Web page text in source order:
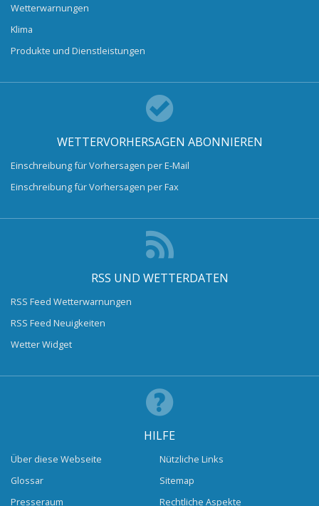
Wetterwarnungen
Klima
Produkte und Dienstleistungen
WETTERVORHERSAGEN ABONNIEREN
Einschreibung für Vorhersagen per E-Mail
Einschreibung für Vorhersagen per Fax
RSS UND WETTERDATEN
RSS Feed Wetterwarnungen
RSS Feed Neuigkeiten
Wetter Widget
HILFE
Über diese Webseite
Glossar
Presseraum
Nützliche Links
Sitemap
Rechtliche Aspekte